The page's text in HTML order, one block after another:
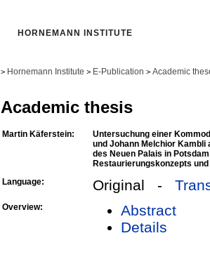
HORNEMANN INSTITUTE
> Hornemann Institute > E-Publication > Academic
Academic thesis
Martin Käferstein:
Untersuchung einer
und Johann Melchior
des Neuen Palais in
Restaurierungskonzepts
Language:
Original -
Overview:
Abstract
Details